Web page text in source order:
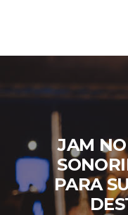
JAM
PARA